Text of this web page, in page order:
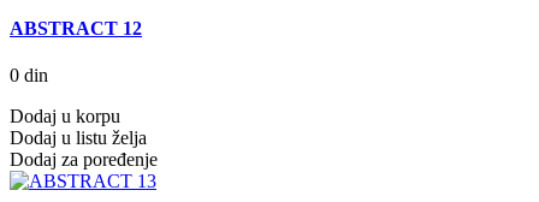
ABSTRACT 12
0 din
Dodaj u korpu
Dodaj u listu želja
Dodaj za poređenje